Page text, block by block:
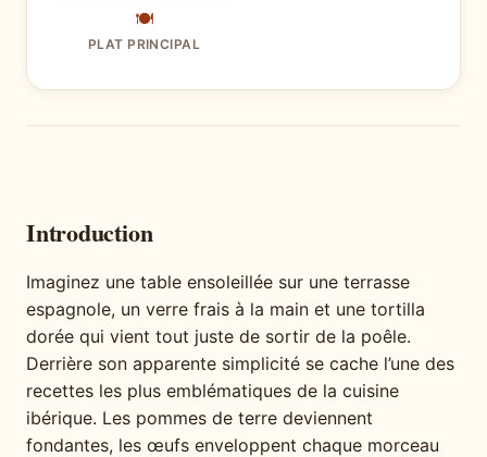
🍽
PLAT PRINCIPAL
Introduction
Imaginez une table ensoleillée sur une terrasse
espagnole, un verre frais à la main et une tortilla
dorée qui vient tout juste de sortir de la poêle.
Derrière son apparente simplicité se cache l’une des
recettes les plus emblématiques de la cuisine
ibérique. Les pommes de terre deviennent
fondantes, les œufs enveloppent chaque morceau